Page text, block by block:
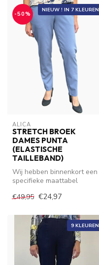
NIEUW ! IN 7 KLEUREN
-50%
ALICA
STRETCH BROEK
DAMES PUNTA
(ELASTISCHE
TAILLEBAND)
Wij hebben binnenkort een
specifieke maattabel
stretch bro...
€49,95 €24,97
9 KLEUREN